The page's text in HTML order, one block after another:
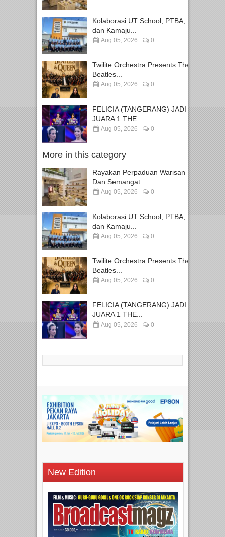
Kolaborasi UT School, PTBA,
dan Kamaju...
Aug 05, 2026 0
Twilite Orchestra Presents The
Beatles...
Aug 05, 2026 0
FELICIA (TANGERANG) JADI
JUARA 1 THE...
Aug 05, 2026 0
More in this category
Rayakan Perpaduan Warisan
Dan Semangat...
Aug 05, 2026 0
Kolaborasi UT School, PTBA,
dan Kamaju...
Aug 05, 2026 0
Twilite Orchestra Presents The
Beatles...
Aug 05, 2026 0
FELICIA (TANGERANG) JADI
JUARA 1 THE...
Aug 05, 2026 0
New Edition